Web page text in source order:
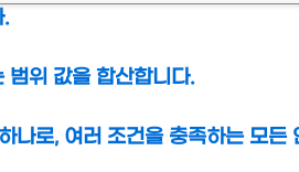
.
위 값을 합산합니다.
로, 여러 조건을 충족하는 모든